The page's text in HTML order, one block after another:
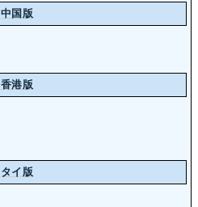
中国版
香港版
タイ版